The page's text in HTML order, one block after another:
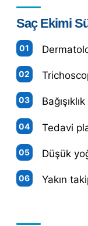
Saç Ekimi
Tedavi
Düşük
Yakın